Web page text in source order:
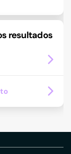
resultados